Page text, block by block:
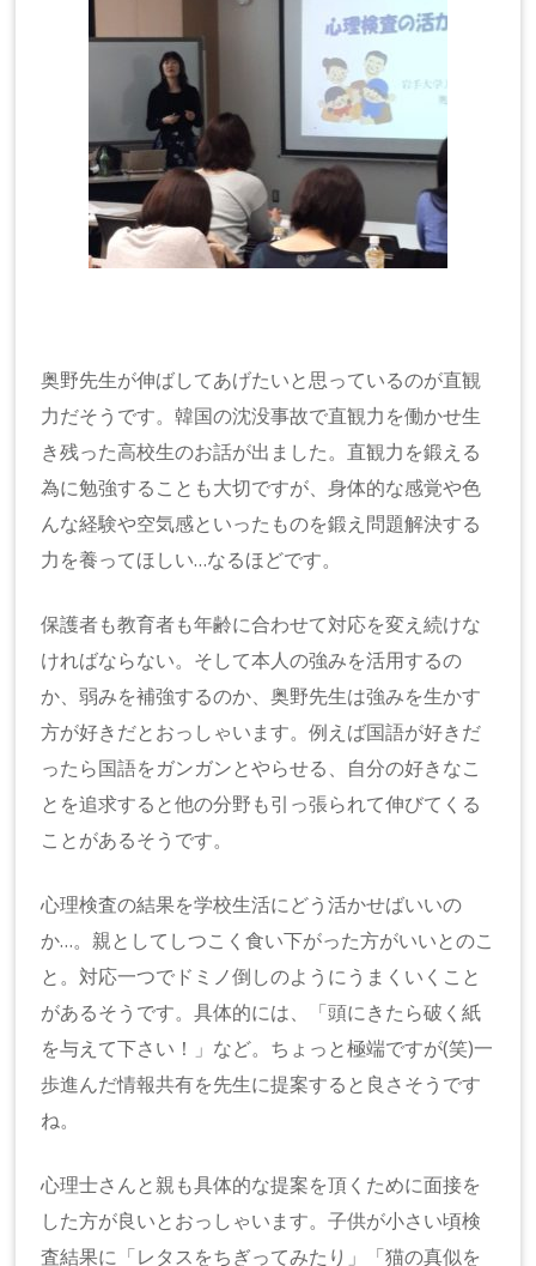
奥野先生が伸ばしてあげたいと思っているのが直観
力だそうです。韓国の沈没事故で直観力を働かせ生
き残った高校生のお話が出ました。直観力を鍛える
為に勉強することも大切ですが、身体的な感覚や色
んな経験や空気感といったものを鍛え問題解決する
力を養ってほしい…なるほどです。
保護者も教育者も年齢に合わせて対応を変え続けな
ければならない。そして本人の強みを活用するの
か、弱みを補強するのか、奥野先生は強みを生かす
方が好きだとおっしゃいます。例えば国語が好きだ
ったら国語をガンガンとやらせる、自分の好きなこ
とを追求すると他の分野も引っ張られて伸びてくる
ことがあるそうです。
心理検査の結果を学校生活にどう活かせばいいの
か…。親としてしつこく食い下がった方がいいとのこ
と。対応一つでドミノ倒しのようにうまくいくこと
があるそうです。具体的には、「頭にきたら破く紙
を与えて下さい！」など。ちょっと極端ですが(笑)一
歩進んだ情報共有を先生に提案すると良さそうです
ね。
心理士さんと親も具体的な提案を頂くために面接を
した方が良いとおっしゃいます。子供が小さい頃検
査結果に「レタスをちぎってみたり」「猫の真似を